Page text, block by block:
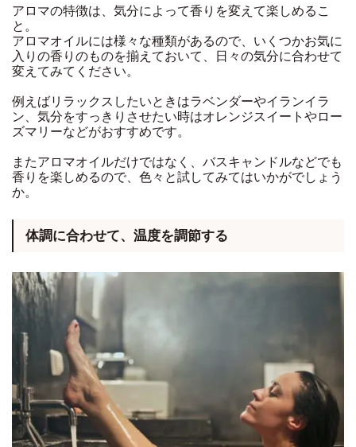
アロマの特徴は、気分によって香りを変えて楽しめるこ
と。
アロマオイルには様々な種類があるので、いくつかお気に
入りの香りのものを揃えておいて、日々の気分に合わせて
変えてみてください。
例えばリラックスしたいときはラベンダーやイランイラ
ン、気分をすっきりさせたい時はオレンジスイートやロー
ズマリーなどがおすすめです。
またアロマオイルだけではなく、バスキャンドルなどでも
香りを楽しめるので、色々と試してみてはいかがでしょう
か。
体調に合わせて、温度を調節する